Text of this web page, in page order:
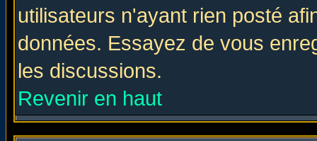
utilisateurs n'ayant rien posté
données. Essayez de vous
les discussions.
Revenir en haut